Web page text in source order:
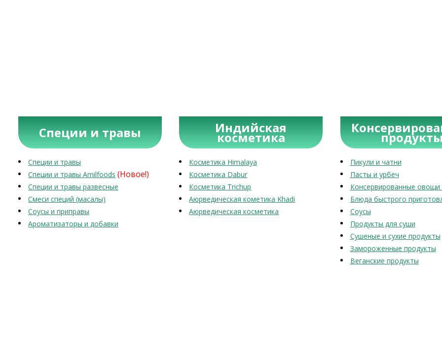
Специи и травы
Специи и травы
Специи и травы Amilfoods (Новое!)
Специи и травы развесные
Смеси специй (масалы)
Соусы и приправы
Ароматизаторы и добавки
Индийская
косметика
Косметика Himalaya
Косметика Dabur
Косметика Trichup
Аюрведическая кометика Khadi
Аюрведическая косметика
Пикули и чатни
Пасты и урбеч
Консервированные овощи
Блюда быстрого
Соусы
Продукты для суши
Сушеные и сухие продукты
Замороженные продукты
Веганские продукты